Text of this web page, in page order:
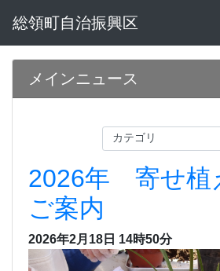
総領町自治振興区
メインニュース
2026年 寄せ植
ご案内
2026年2月18日 14時50分